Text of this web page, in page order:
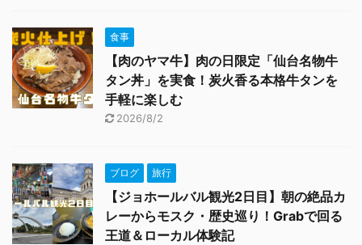
食事
【肉のヤマ牛】肉の日限定「仙台名物牛
タン丼」を実食！炭火香る本格牛タンを
手軽に楽しむ
2026/8/2
ブログ 旅行
【ジョホールバル観光2日目】朝の絶品カ
レーからモスク・歴史巡り！Grabで回る
王道＆ローカル体験記